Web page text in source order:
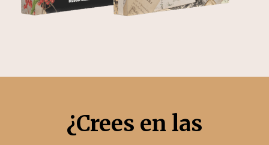
¿Crees en las